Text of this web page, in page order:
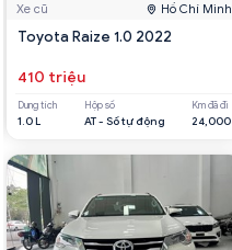
Xe cũ Hồ Chí Minh
Toyota Raize 1.0 2022
410 triệu
Dung tích
1.0 L
Hộp số
AT - Số tự động
Km đã đi
24,000